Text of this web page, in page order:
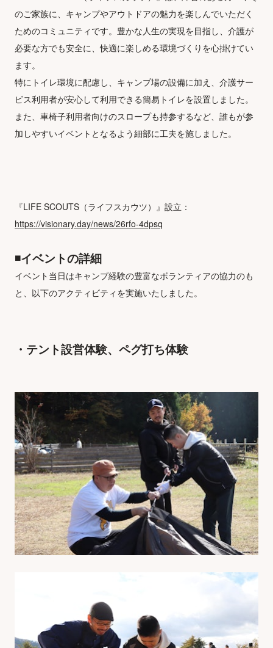
のご家族に、キャンプやアウトドアの魅力を楽しんでいただく
ためのコミュニティです。豊かな人生の実現を目指し、介護が
必要な方でも安全に、快適に楽しめる環境づくりを心掛けてい
ます。
特にトイレ環境に配慮し、キャンプ場の設備に加え、介護サー
ビス利用者が安心して利用できる簡易トイレを設置しました。
また、車椅子利用者向けのスロープも持参するなど、誰もが参
加しやすいイベントとなるよう細部に工夫を施しました。
『LIFE SCOUTS（ライフスカウツ）』設立：
https://visionary.day/news/26rfo-4dpsq
◾️イベントの詳細
イベント当日はキャンプ経験の豊富なボランティアの協力のも
と、以下のアクティビティを実施いたしました。
・テント設営体験、ペグ打ち体験